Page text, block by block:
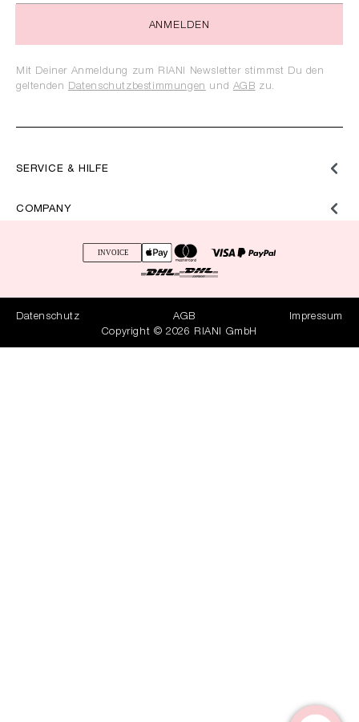
SERVICE & HILFE
COMPANY
ANMELDEN
Mit Deiner Anmeldung zum RIANI Newsletter stimmst Du den
geltenden Datenschutzbestimmungen und AGB zu.
Datenschutz AGB
Impressum
Copyright © 2026 RIANI GmbH